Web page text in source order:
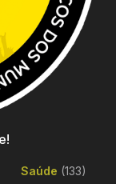
Saúde (133)